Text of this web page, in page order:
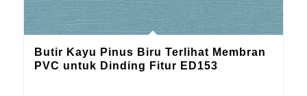
Butir Kayu Pinus Biru Terlihat Membran
PVC untuk Dinding Fitur ED153